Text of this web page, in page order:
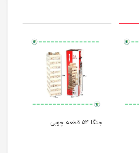
جنگا ۵۴ قطعه چوبی